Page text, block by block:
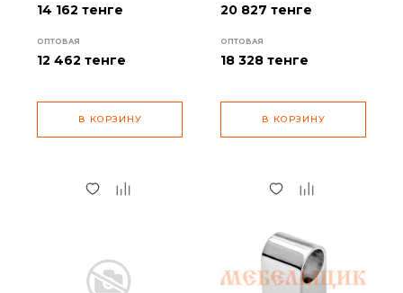
14 162 тенге
ОПТОВАЯ
12 462 тенге
В КОРЗИНУ
20 827 тенге
ОПТОВАЯ
18 328 тенге
В КОРЗИНУ